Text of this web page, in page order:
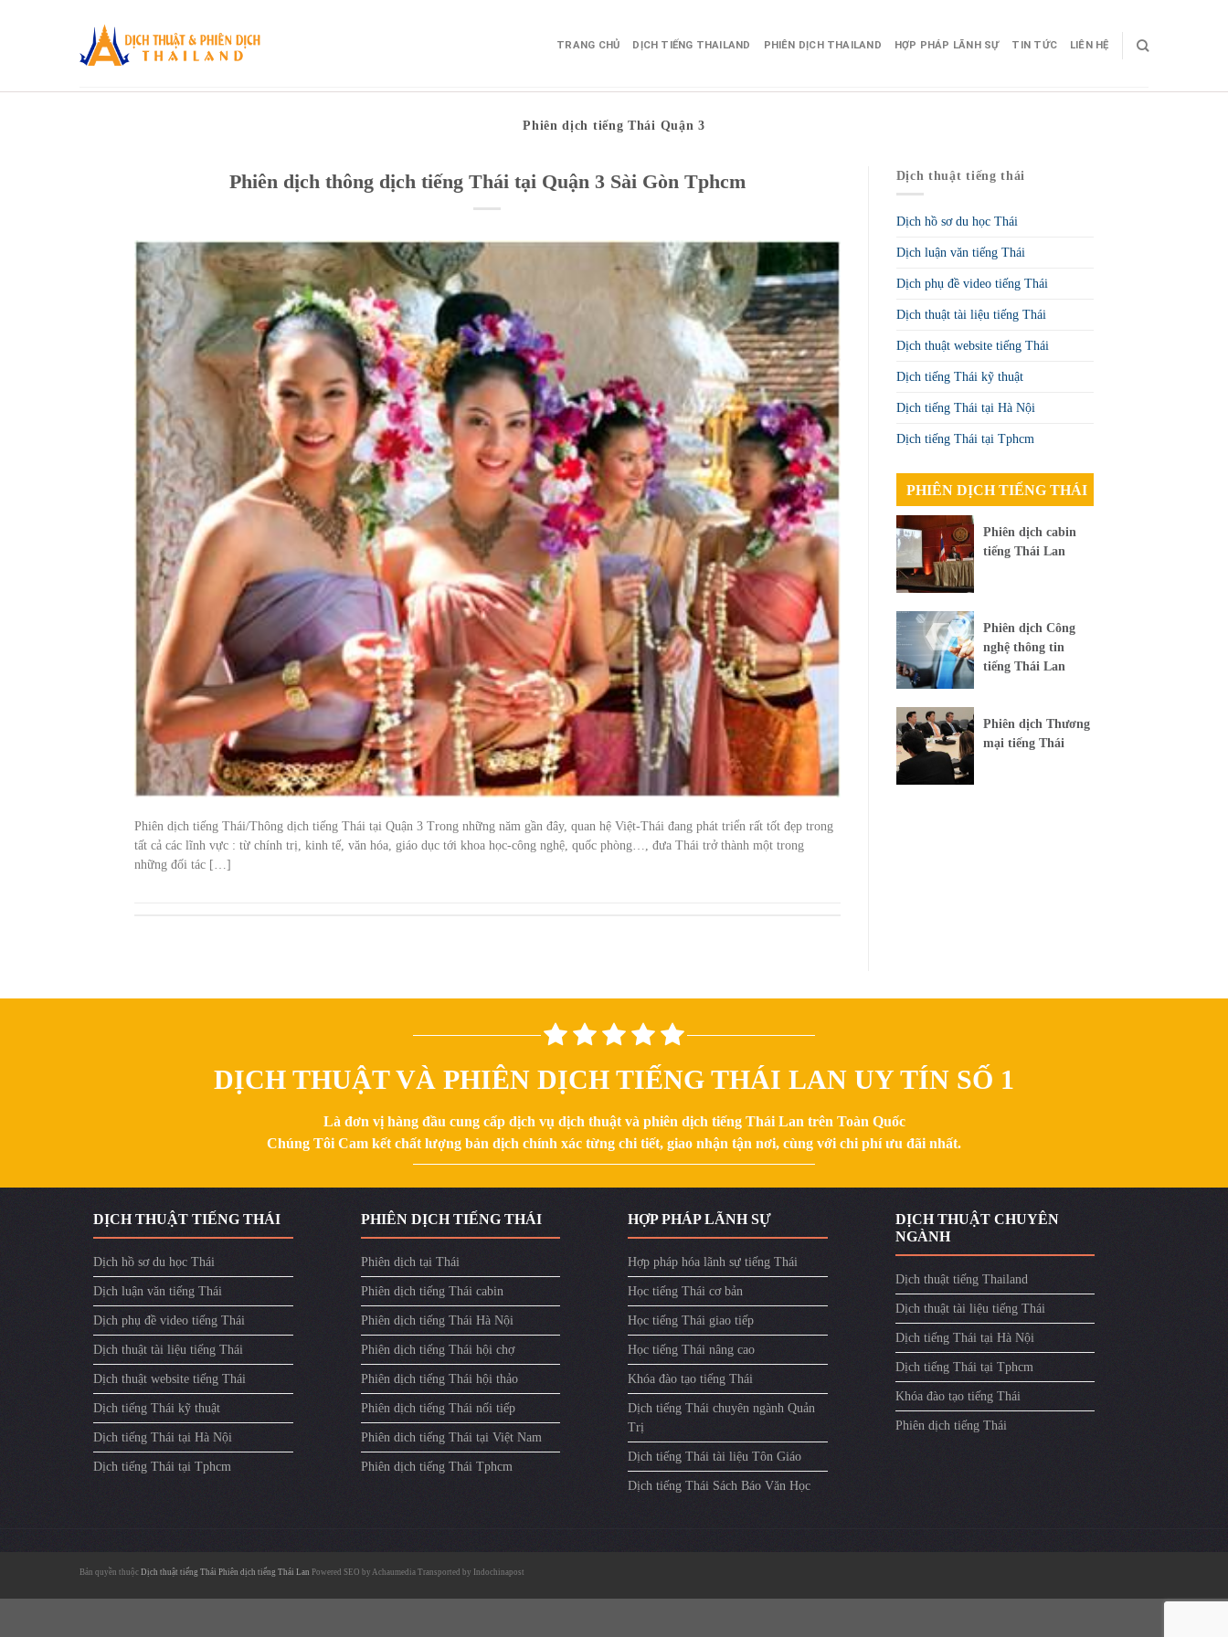
TRANG CHỦ DỊCH TIẾNG THAILAND PHIÊN DỊCH THAILAND HỢP PHÁP LÃNH SỰ TIN TỨC LIÊN HỆ
Phiên dịch tiếng Thái Quận 3
Phiên dịch thông dịch tiếng Thái tại Quận 3 Sài Gòn Tphcm
Phiên dịch tiếng Thái/Thông dịch tiếng Thái tại Quận 3 Trong những năm gần đây, quan hệ Việt-Thái đang phát triển rất tốt đẹp trong
tất cả các lĩnh vực : từ chính trị, kinh tế, văn hóa, giáo dục tới khoa học-công nghệ, quốc phòng…, đưa Thái trở thành một trong
những đối tác […]
Dịch thuật tiếng thái
Dịch hồ sơ du học Thái
Dịch luận văn tiếng Thái
Dịch phụ đề video tiếng Thái
Dịch thuật tài liệu tiếng Thái
Dịch thuật website tiếng Thái
Dịch tiếng Thái kỹ thuật
Dịch tiếng Thái tại Hà Nội
Dịch tiếng Thái tại Tphcm
PHIÊN DỊCH TIẾNG THÁI
Phiên dịch cabin
tiếng Thái Lan
Phiên dịch Công
nghệ thông tin
tiếng Thái Lan
Phiên dịch Thương
mại tiếng Thái
DỊCH THUẬT VÀ PHIÊN DỊCH TIẾNG THÁI LAN UY TÍN SỐ 1
Là đơn vị hàng đầu cung cấp dịch vụ dịch thuật và phiên dịch tiếng Thái Lan trên Toàn Quốc
Chúng Tôi Cam kết chất lượng bản dịch chính xác từng chi tiết, giao nhận tận nơi, cùng với chi phí ưu đãi nhất.
DỊCH THUẬT TIẾNG THÁI
Dịch hồ sơ du học Thái
Dịch luận văn tiếng Thái
Dịch phụ đề video tiếng Thái
Dịch thuật tài liệu tiếng Thái
Dịch thuật website tiếng Thái
Dịch tiếng Thái kỹ thuật
Dịch tiếng Thái tại Hà Nội
Dịch tiếng Thái tại Tphcm
PHIÊN DỊCH TIẾNG THÁI
Phiên dịch tại Thái
Phiên dịch tiếng Thái cabin
Phiên dịch tiếng Thái Hà Nội
Phiên dịch tiếng Thái hội chợ
Phiên dịch tiếng Thái hội thảo
Phiên dịch tiếng Thái nối tiếp
Phiên dich tiếng Thái tại Việt Nam
Phiên dịch tiếng Thái Tphcm
HỢP PHÁP LÃNH SỰ
Hợp pháp hóa lãnh sự tiếng Thái
Học tiếng Thái cơ bản
Học tiếng Thái giao tiếp
Học tiếng Thái nâng cao
Khóa đào tạo tiếng Thái
Dịch tiếng Thái chuyên ngành Quản
Trị
Dịch tiếng Thái tài liệu Tôn Giáo
Dịch tiếng Thái Sách Báo Văn Học
DỊCH THUẬT CHUYÊN
NGÀNH
Dịch thuật tiếng Thailand
Dịch thuật tài liệu tiếng Thái
Dịch tiếng Thái tại Hà Nội
Dịch tiếng Thái tại Tphcm
Khóa đào tạo tiếng Thái
Phiên dịch tiếng Thái
Bản quyền thuộc Dịch thuật tiếng Thái Phiên dịch tiếng Thái Lan Powered SEO by Achaumedia Transported by Indochinapost